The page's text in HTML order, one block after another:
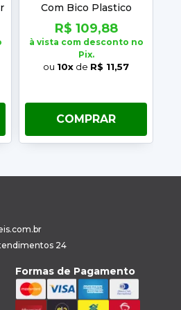
Com Bico Plastico
Nobuck CA 41335
Cartom N°38
R$ 109,88
à vista com desconto no
Pix.
ou 10x de R$ 11,57
COMPRAR
24
Formas de Pagamento